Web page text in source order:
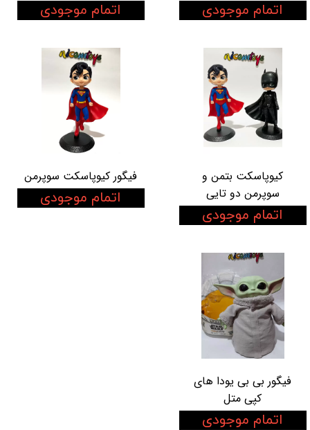
اتمام موجودی اتمام موجودی
کیوپاسکت بتمن و
سوپرمن دو تایی
اتمام موجودی
فیگور کیوپاسکت سوپرمن
اتمام موجودی
فیگور بی بی یودا های
کپی متل
اتمام موجودی